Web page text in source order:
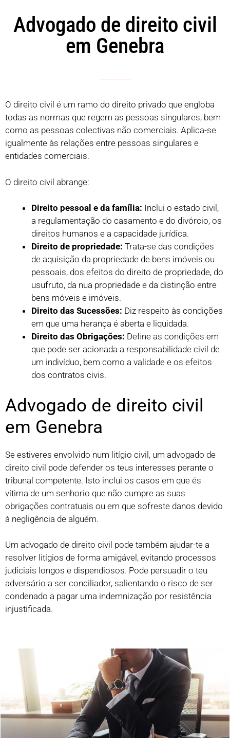
Advogado de direito civil
em Genebra
O direito civil é um ramo do direito privado que engloba
todas as normas que regem as pessoas singulares, bem
como as pessoas colectivas não comerciais. Aplica-se
igualmente às relações entre pessoas singulares e
entidades comerciais.
O direito civil abrange:
Direito pessoal e da família: Inclui o estado civil,
a regulamentação do casamento e do divórcio, os
direitos humanos e a capacidade jurídica.
Direito de propriedade: Trata-se das condições
de aquisição da propriedade de bens imóveis ou
pessoais, dos efeitos do direito de propriedade, do
usufruto, da nua propriedade e da distinção entre
bens móveis e imóveis.
Direito das Sucessões: Diz respeito às condições
em que uma herança é aberta e liquidada.
Direito das Obrigações: Define as condições em
que pode ser acionada a responsabilidade civil de
um indivíduo, bem como a validade e os efeitos
dos contratos civis.
Advogado de direito civil
em Genebra
Se estiveres envolvido num litígio civil, um advogado de
direito civil pode defender os teus interesses perante o
tribunal competente. Isto inclui os casos em que és
vítima de um senhorio que não cumpre as suas
obrigações contratuais ou em que sofreste danos devido
à negligência de alguém.
Um advogado de direito civil pode também ajudar-te a
resolver litígios de forma amigável, evitando processos
judiciais longos e dispendiosos. Pode persuadir o teu
adversário a ser conciliador, salientando o risco de ser
condenado a pagar uma indemnização por resistência
injustificada.